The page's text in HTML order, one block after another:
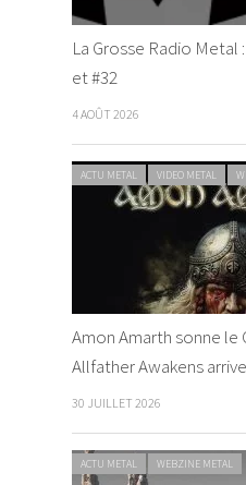
La Grosse Radio Metal
et #32
4 AOÛT 2026
ACTU METAL VIDEO METAL
Amon Amarth sonne le
Allfather Awakens
30 JUILLET 2026
ACTU METAL WEBZINE METAL